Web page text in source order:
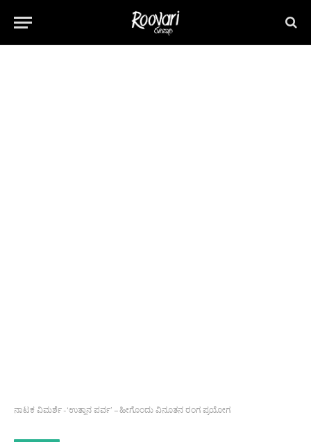
ನಾಟಕ ವಿಮರ್ಶೆ -‘ಉತ್ಥಾನ ಪರ್ವ’ – ಹೀಗೊಂದು ವಿನೂತನ ರಂಗ ಪ್ರಯೋಗ